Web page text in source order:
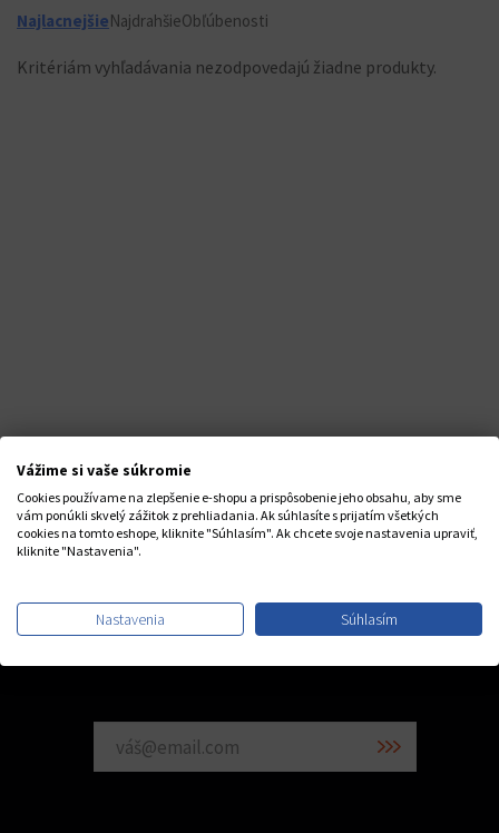
NajlacnejšieNajdrahšieObľúbenosti
Kritériám vyhľadávania nezodpovedajú žiadne produkty.
STAŇTE SA NAŠÍM FANÚŠIKOM
Radi vám pošleme info o našich novinkách
Vážime si vaše súkromie
Cookies používame na zlepšenie e-shopu a prispôsobenie jeho obsahu, aby sme
vám ponúkli skvelý zážitok z prehliadania. Ak súhlasíte s prijatím všetkých
cookies na tomto eshope, kliknite "Súhlasím". Ak chcete svoje nastavenia upraviť,
kliknite "Nastavenia".
Nastavenia Súhlasím